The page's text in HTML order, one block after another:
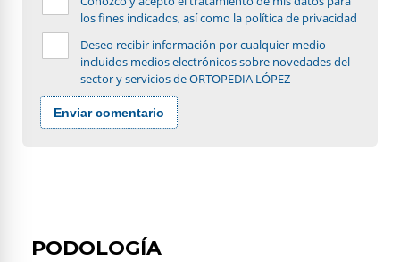
los fines indicados, así como la política de privacidad
Deseo recibir información por cualquier medio
incluidos medios electrónicos sobre novedades del
sector y servicios de ORTOPEDIA LÓPEZ
Enviar comentario
PODOLOGÍA